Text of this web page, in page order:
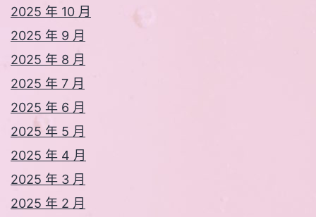
2025 年 10 月
2025 年 9 月
2025 年 8 月
2025 年 7 月
2025 年 6 月
2025 年 5 月
2025 年 4 月
2025 年 3 月
2025 年 2 月